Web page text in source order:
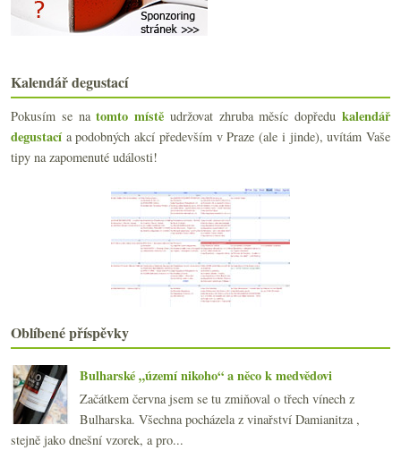
Výsledky ankety „Víno k obědu (v běžný pracovní de...
Jsem divný aneb přírodní selské víno z Mělníka
Zima a Mezinárodní den kuchařů
Stovky chutí SaSaZu
Dvakrát levné Španělsko
Jara Springer sedící, nefiltrující
Vulkanický mrtvý muž a ročníkové šampaňské
Několik vinně-internetových prodejních tipů
Napoleonská směska od Lahoferu
O Bordeaux nad sklenkou Château de Fonbel
Výsledky ankety „Z vinných filmů a seriálů mne nej...
Večer ve znamení rudé tekuté historie
Jak první výstava na Grébovce nepotěšila
Pálavská potulka v obrazech
►září
►srpna(21)
►července(18)
►června(22)
►května(20)
Kalendář degustací
Pokusím se natomto místě udržovat zhruba měsíc dopředukalendář
degustacía podobných akcí především v Praze (ale i jinde), uvítám Vaše
tipy na zapomenuté události!
Oblíbené příspěvky
Bulharské „území nikoho“ a něco k medvědovi
Začátkem června jsem se tu zmiňoval o třech vínech z
Bulharska. Všechna pocházela z vinařství Damianitza ,
stejně jako dnešní vzorek, a pro...